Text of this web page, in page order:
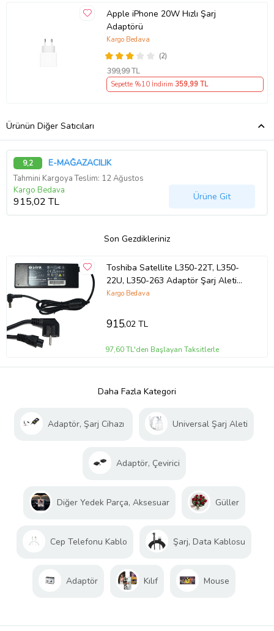
Apple iPhone 20W Hızlı Şarj
Adaptörü
(2)
Kargo Bedava
399,99 TL
Sepette %10 İndirim 359,99 TL
Ürünün Diğer Satıcıları
9,2 E-MAĞAZACILIK
Tahmini Kargoya Teslim: 12 Ağustos
Kargo Bedava
915,02 TL Ürüne Git
Son Gezdikleriniz
Toshiba Satellite L350-22T, L350-
22U, L350-263 Adaptör Şarj Aleti
(Siyah)
Kargo Bedava
915,02 TL
97,60 TL'den Başlayan Taksitlerle
Daha Fazla Kategori
Adaptör, Şarj Cihazı Universal Şarj Aleti
Adaptör, Çevirici
Diğer Yedek Parça, Aksesuar Güller
Cep Telefonu Kablo Şarj, Data Kablosu
Adaptör Kılıf Mouse